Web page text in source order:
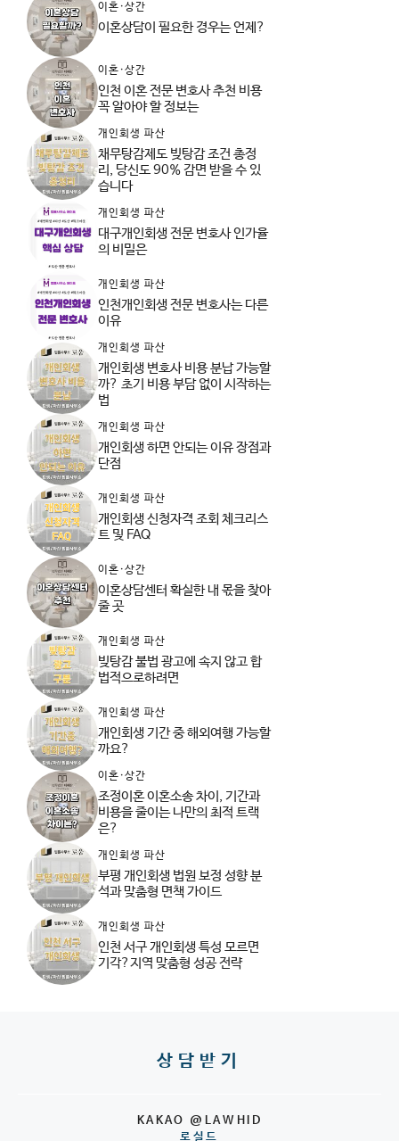
이혼·상간
이혼상담이 필요한 경우는 언제?
이혼·상간
인천 이혼 전문 변호사 추천 비용
꼭 알아야 할 정보는
개인회생 파산
채무탕감제도 빚탕감 조건 총정
리, 당신도 90% 감면 받을 수 있
습니다
개인회생 파산
대구개인회생 전문 변호사 인가율
의 비밀은
개인회생 파산
인천개인회생 전문 변호사는 다른
이유
개인회생 파산
개인회생 변호사 비용 분납 가능할
까? 초기 비용 부담 없이 시작하는
법
개인회생 파산
개인회생 하면 안되는 이유 장점과
단점
개인회생 파산
개인회생 신청자격 조회 체크리스
트 및 FAQ
이혼·상간
이혼상담센터 확실한 내 몫을 찾아
줄 곳
개인회생 파산
빚탕감 불법 광고에 속지 않고 합
법적으로하려면
개인회생 파산
개인회생 기간 중 해외여행 가능할
까요?
이혼·상간
조정이혼 이혼소송 차이, 기간과
비용을 줄이는 나만의 최적 트랙
은?
개인회생 파산
부평 개인회생 법원 보정 성향 분
석과 맞춤형 면책 가이드
개인회생 파산
인천 서구 개인회생 특성 모르면
기각?지역 맞춤형 성공 전략
상담받기
KAKAO @LAWHID
로실드